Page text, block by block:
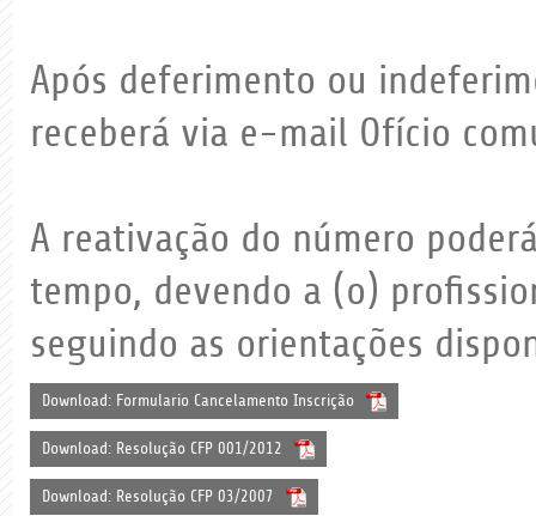
Após deferimento ou
receberá via e-mail Ofício
A reativação do número
tempo, devendo a (o)
seguindo as orientações
Download: Formulario Cancelamento Inscrição
Download: Resolução CFP 001/2012
Download: Resolução CFP 03/2007